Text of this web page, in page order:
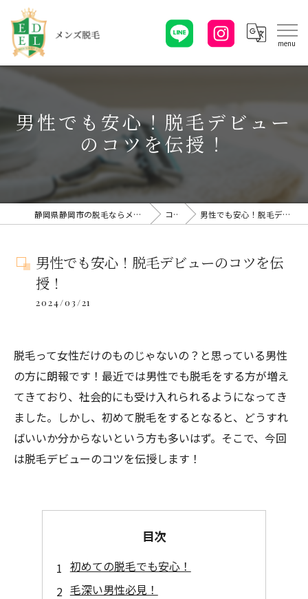
男性でも安心！脱毛デビュー
のコツを伝授！
静岡県静岡市の脱毛ならメンズ脱毛・EDELエーデル コラム 男性でも安心！脱毛デビューのコツを伝授！
男性でも安心！脱毛デビューのコツを伝
授！
2024/03/21
脱毛って女性だけのものじゃないの？と思っている男性
の方に朗報です！最近では男性でも脱毛をする方が増え
てきており、社会的にも受け入れられるようになってき
ました。しかし、初めて脱毛をするとなると、どうすれ
ばいいか分からないという方も多いはず。そこで、今回
は脱毛デビューのコツを伝授します！
目次
初めての脱毛でも安心！
毛深い男性必見！